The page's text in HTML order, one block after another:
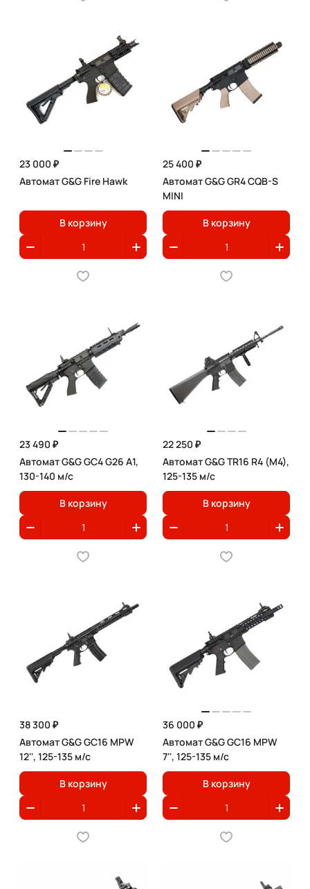
23 000 ₽
Автомат G&G Fire Hawk
В корзину
25 400 ₽
Автомат G&G GR4 CQB-S
MINI
В корзину
23 490 ₽
Автомат G&G GC4 G26 A1,
130-140 м/с
В корзину
22 250 ₽
Автомат G&G TR16 R4 (М4),
125-135 м/с
В корзину
38 300 ₽
Автомат G&G GC16 MPW
12'', 125-135 м/с
В корзину
36 000 ₽
Автомат G&G GC16 MPW
7'', 125-135 м/с
В корзину